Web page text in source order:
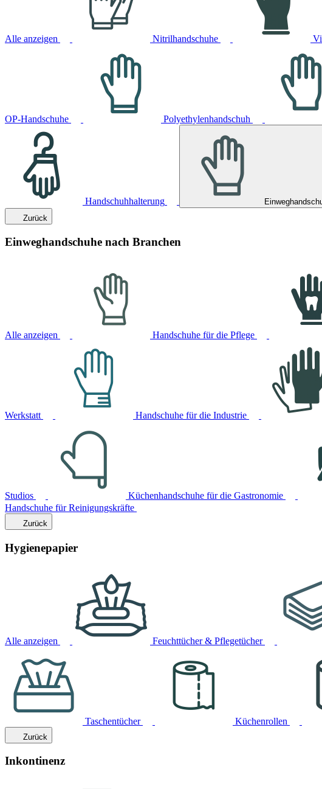
Alle anzeigen Nitrilhandschuhe
OP-Handschuhe Polyethylenhandschuh
Handschuhhalterung
Zurück
Einweghandschuhe nach Branchen
Alle anzeigen Handschuhe für die Pflege
Werkstatt Handschuhe für die Industrie
Studios Küchenhandschuhe für die Gastronomie
Handschuhe für Reinigungskräfte
Zurück
Hygienepapier
Alle anzeigen Feuchttücher & Pflegetücher
Taschentücher Küchenrollen
Zurück
Inkontinenz